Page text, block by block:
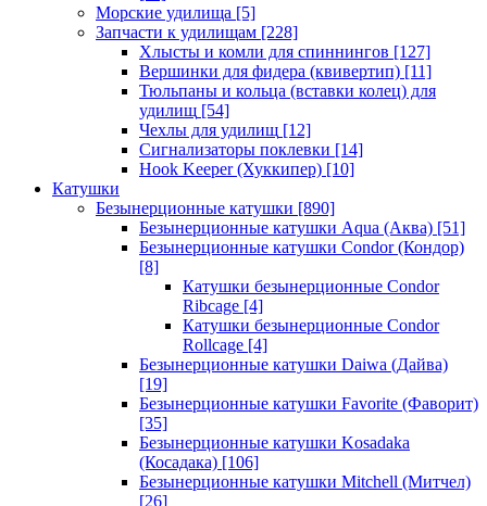
Морские удилища [5]
Запчасти к удилищам [228]
Хлысты и комли для спиннингов [127]
Вершинки для фидера (квивертип) [11]
Тюльпаны и кольца (вставки колец) для
удилищ [54]
Чехлы для удилищ [12]
Сигнализаторы поклевки [14]
Hook Keeper (Хуккипер) [10]
Катушки
Безынерционные катушки [890]
Безынерционные катушки Aqua (Аква) [51]
Безынерционные катушки Condor (Кондор)
[8]
Катушки безынерционные Condor
Ribcage [4]
Катушки безынерционные Condor
Rollcage [4]
Безынерционные катушки Daiwa (Дайва)
[19]
Безынерционные катушки Favorite (Фаворит)
[35]
Безынерционные катушки Kosadaka
(Косадака) [106]
Безынерционные катушки Mitchell (Митчел)
[26]